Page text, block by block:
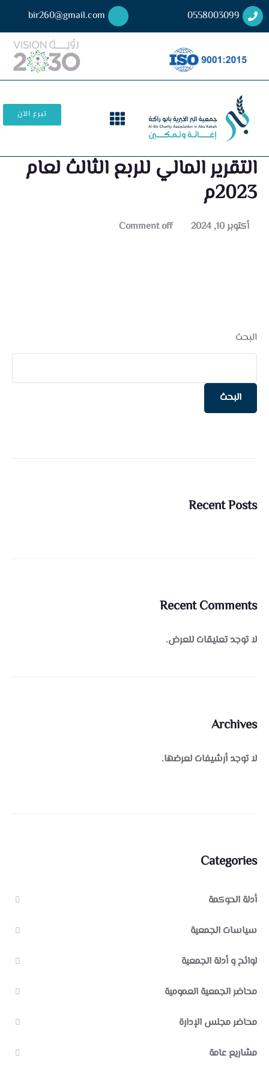
0558003099
bir260@gmail.com
تبرع الآن
التقرير المالي للربع الثالث لعام
2023م
أكتوبر 10, 2024 Comment off
البحث
البحث
Recent Posts
Recent Comments
لا توجد تعليقات للعرض.
Archives
لا توجد أرشيفات لعرضها.
Categories
أدلة الحوكمة
سياسات الجمعية
لوائح و أدلة الجمعية
محاضر الجمعية العمومية
محاضر مجلس الإدارة
مشاريع عامة